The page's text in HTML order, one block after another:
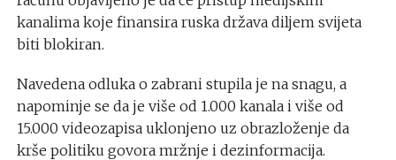
kanalima koje finansira ruska država diljem svijeta
biti blokiran.
Navedena odluka o zabrani stupila je na snagu, a
napominje se da je više od 1.000 kanala i više od
15.000 videozapisa uklonjeno uz obrazloženje da
krše politiku govora mržnje i dezinformacija.